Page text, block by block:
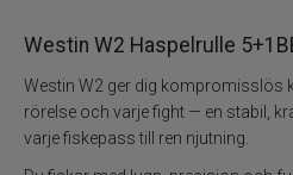
Westin W2 Haspelrulle
Westin W2 ger dig kompromisslös
rörelse och varje fight — en stabil,
varje fiskepass till ren njutning.